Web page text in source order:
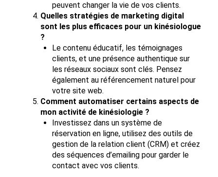
peuvent changer la vie de vos clients.
Quelles stratégies de marketing digital
sont les plus efficaces pour un kinésiologue
?
Le contenu éducatif, les témoignages
clients, et une présence authentique sur
les réseaux sociaux sont clés. Pensez
également au référencement naturel pour
votre site web.
Comment automatiser certains aspects de
mon activité de kinésiologie ?
Investissez dans un système de
réservation en ligne, utilisez des outils de
gestion de la relation client (CRM) et créez
des séquences d’emailing pour garder le
contact avec vos clients.